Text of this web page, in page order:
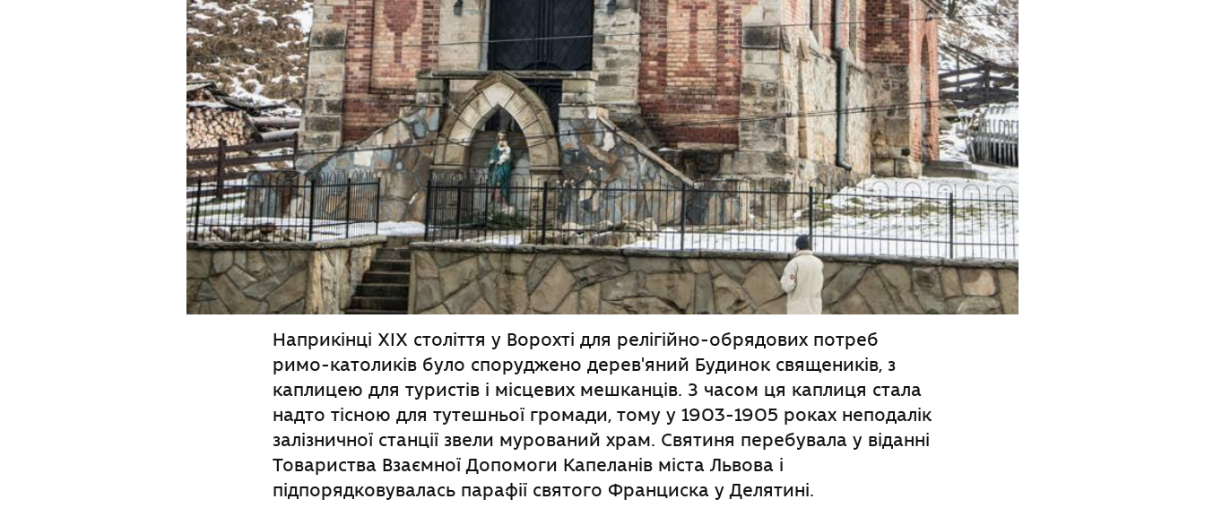
Наприкінці XIX століття у Ворохті для релігійно-обрядових потреб
римо-католиків було споруджено дерев'яний Будинок священиків, з
каплицею для туристів і місцевих мешканців. З часом ця каплиця стала
надто тісною для тутешньої громади, тому у 1903-1905 роках неподалік
залізничної станції звели мурований храм. Святиня перебувала у віданні
Товариства Взаємної Допомоги Капеланів міста Львова і
підпорядковувалась парафії святого Франциска у Делятині.